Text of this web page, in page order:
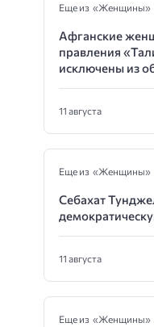
Еще из «Женщины»
Афганские
правления
исключены из
11 августа
Еще из «Женщины»
Себахат
11 августа
Еще из «Женщины»